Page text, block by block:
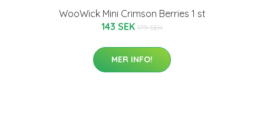
WooWick Mini Crimson Berries 1 st
143 SEK 179 SEK
MER INFO!